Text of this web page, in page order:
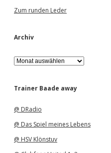
Zum runden Leder
Archiv
A
r
h
Trainer Baade away
@ DRadio
@ Das Spiel meines Lebens
@ HSV Klönstuv